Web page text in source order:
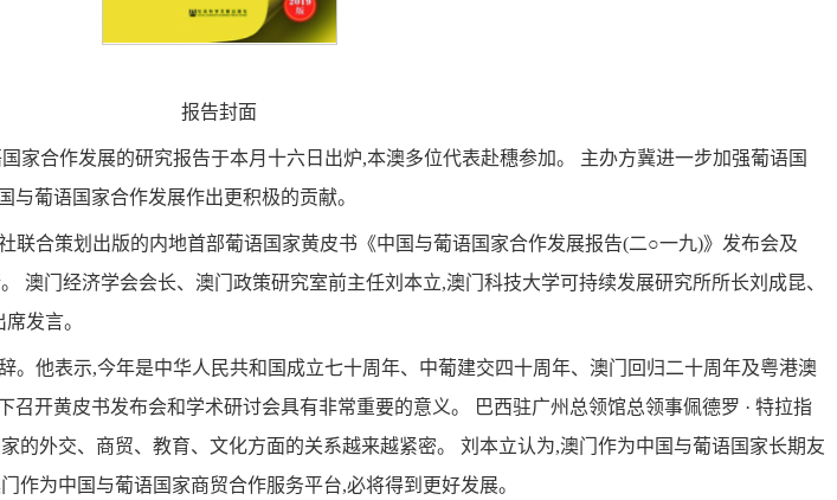
报告封面
家合作发展的研究报告于本月十六日出炉,本澳多位代表赴穗参加。 主办方冀进一步加强葡语国
葡语国家合作发展作出更积极的贡献。
联合策划出版的内地首部葡语国家黄皮书《中国与葡语国家合作发展报告(二○一九)》发布会及
澳门经济学会会长、澳门政策研究室前主任刘本立,澳门科技大学可持续发展研究所所长刘成昆、
发言。
。他表示,今年是中华人民共和国成立七十周年、中葡建交四十周年、澳门回归二十周年及粤港澳
召开黄皮书发布会和学术研讨会具有非常重要的意义。 巴西驻广州总领馆总领事佩德罗 · 特拉指
的外交、商贸、教育、文化方面的关系越来越紧密。 刘本立认为,澳门作为中国与葡语国家长期友
作为中国与葡语国家商贸合作服务平台,必将得到更好发展。